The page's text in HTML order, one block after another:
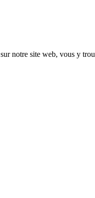
sur notre site web, vous y